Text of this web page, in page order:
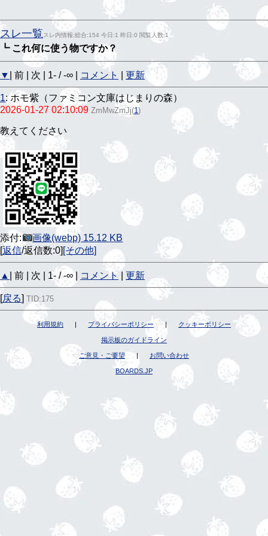
スレ一覧 スレ内情報:総合:154 今日:1 昨日:0 閲覧人数:1
┗ これ何に使う物ですか？
▼ | 前 | 次 | 1- / -∞ | コメント 更新
1:ホモ紫（ファミコン文庫はじまりの森）
2026-01-27 02:10:09 ZmMwZmJj(1)
教えてください
添付:
画像(webp) 15.12 KB
[返信/返信数:0] [その他]
▲ | 前 | 次 | 1- / -∞ | コメント 更新
[戻る] TID:175
利用規約 | プライバシーポリシー | クッキーポリシー
掲示板のガイドライン
ご意見・ご要望 お問い合わせ
BOARDS.JP